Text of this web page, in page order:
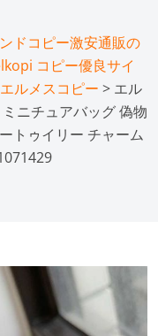
ドコピー激安通販の
コピー優良サイ
エルメスコピー > エル
ミニチュアバッグ 偽物
トゥイリー チャーム